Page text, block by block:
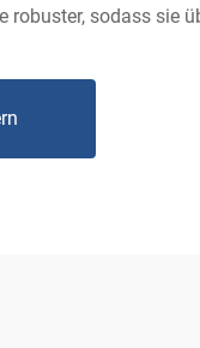
sodass sie